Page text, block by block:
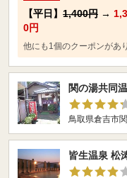
【平日】 1,400円 →
0円
他にも1個のクーポンがあ
関の湯共同
鳥取県倉吉市
皆生温泉 松